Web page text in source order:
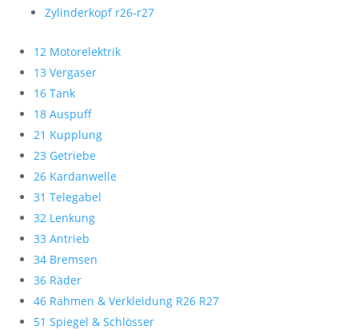
Zylinderkopf r26-r27
12 Motorelektrik
13 Vergaser
16 Tank
18 Auspuff
21 Kupplung
23 Getriebe
26 Kardanwelle
31 Telegabel
32 Lenkung
33 Antrieb
34 Bremsen
36 Räder
46 Rahmen & Verkleidung R26 R27
51 Spiegel & Schlösser